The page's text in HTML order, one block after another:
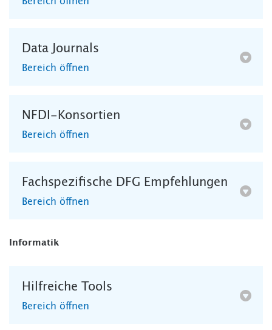
Data Journals
Bereich öffnen
NFDI-Konsortien
Bereich öffnen
Fachspezifische DFG Empfehlungen
Bereich öffnen
Informatik
Hilfreiche Tools
Bereich öffnen